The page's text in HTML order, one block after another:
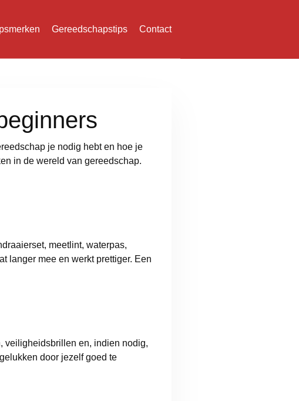
Gereedschapstips Contact
je nodig hebt en hoe je
in de wereld van gereedschap.
meetlint, waterpas,
langer mee en werkt prettiger. Een
veiligheidsbrillen en, indien nodig,
door jezelf goed te